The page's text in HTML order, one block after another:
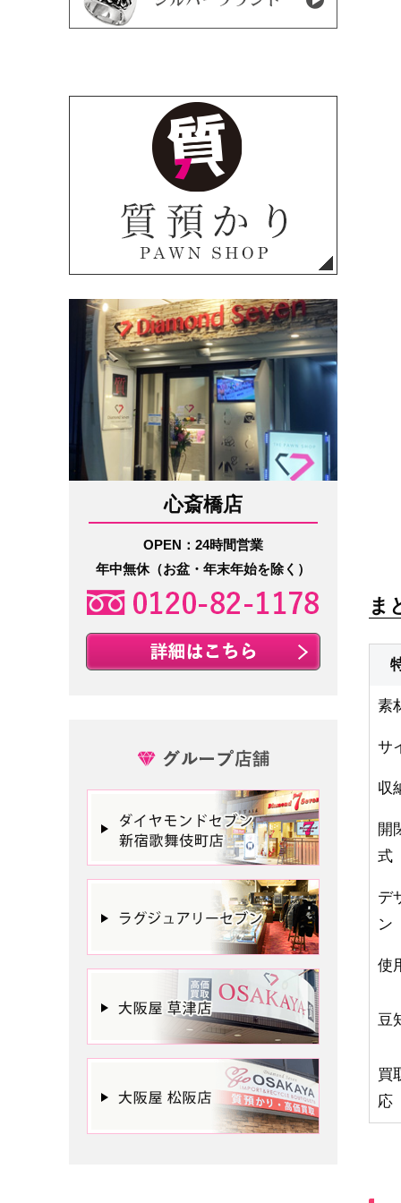
ま
素
サ
収
開
式
デ
ン
使
豆
買
応
心斎橋店
OPEN：24時間営業
年中無休（お盆・年末年始を除く）